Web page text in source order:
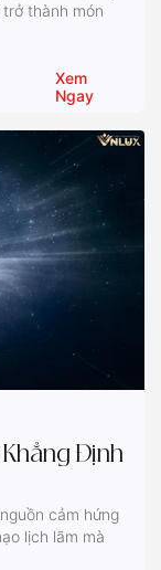
thành món
Xem
Ngay
Định
cảm hứng
lịch lãm mà